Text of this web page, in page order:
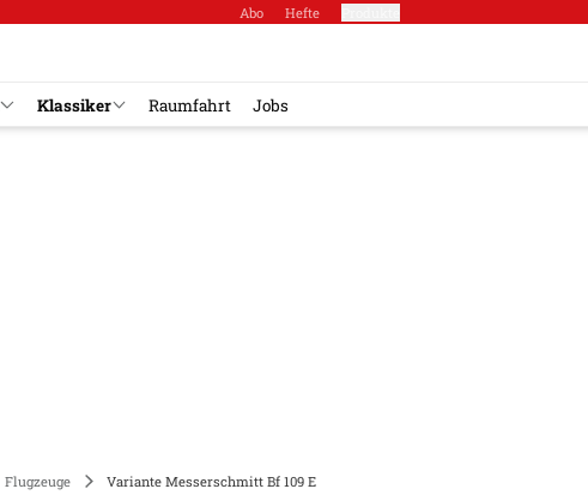
Abo Hefte
Klassiker Raumfahrt Jobs
Flugzeuge Variante Messerschmitt Bf 109 E